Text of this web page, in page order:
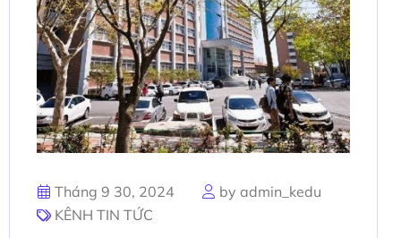
Tháng 9 30, 2024
by admin_kedu
KÊNH TIN TỨC